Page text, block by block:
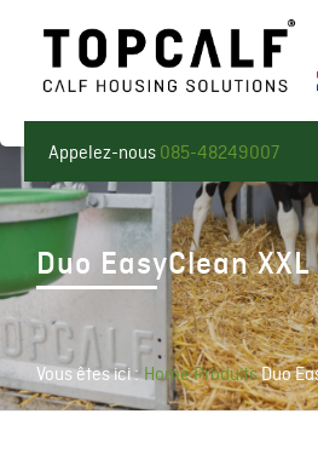
Appelez-nous 085-48249007
Duo EasyClean XXL
Vous êtes ici : HomeProduitsDuo